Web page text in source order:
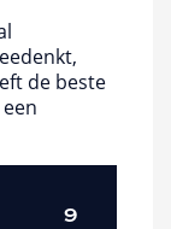
de beste
9